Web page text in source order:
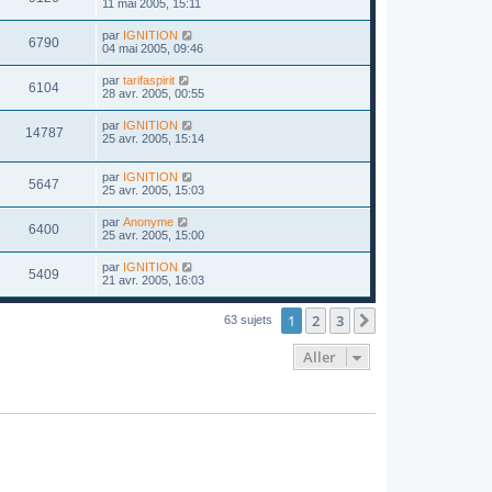
11 mai 2005, 15:11
6790 par IGNITION
04 mai 2005, 09:46
6104 par tarifaspirit
28 avr. 2005, 00:55
14787 par IGNITION
25 avr. 2005, 15:14
5647 par IGNITION
25 avr. 2005, 15:03
6400 par Anonyme
25 avr. 2005, 15:00
5409 par IGNITION
21 avr. 2005, 16:03
63 sujets 1 2 3
Aller